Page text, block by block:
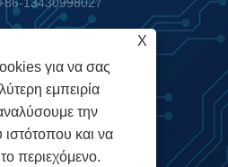
Payment
Options
X
για να σας
εμπειρία
την
ιστότοπου και να
περιεχόμενο.